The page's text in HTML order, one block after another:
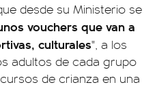
desde su Ministerio se
vouchers que van a
culturales", a los
adultos de cada grupo
de crianza en una